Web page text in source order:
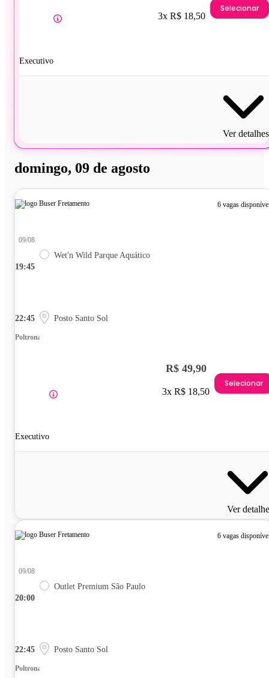
Executivo
3x R$ 18,50
Selecionar
Ver detalhes
domingo, 09 de agosto
6 vagas
19:45
09/08
Wet'n Wild Parque Aquático
22:45 Posto Santo Sol
Poltrona
Executivo
R$ 49,90
3x R$ 18,50
Selecionar
Ver
6 vagas
20:00
09/08
Outlet Premium São Paulo
22:45 Posto Santo Sol
Poltrona